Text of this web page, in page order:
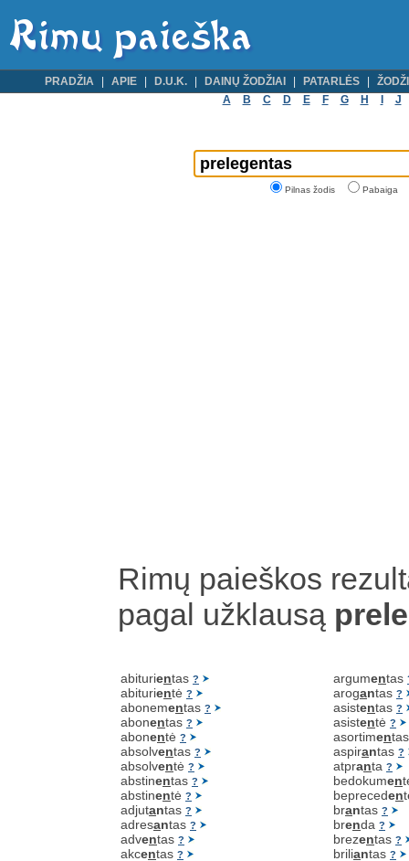
PRADŽIA APIE D.U.K. DAINŲ ŽODŽIAI PATARLĖS
A
B C D E F G H J
Pilnas žodis Pabaiga
Rimų paieškos
pagal užklausą
abiturientas ?
abiturientė ?
abonementas ?
abonentas ?
abonentė ?
absolventas ?
absolventė ?
abstinentas ?
abstinentė ?
adjutantas ?
adresantas ?
adventas ?
akcentas ?
argumentas
arogantas ?
asistentas ?
asistentė ?
asortimen
aspirantas ?
atpranta ?
bedokumen
bepreceden
brantas ?
brenda ?
brezentas ?
briliantas ?